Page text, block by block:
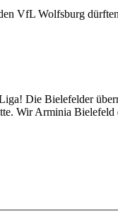
VfL Wolfsburg
Die Bielefelder
Wir Arminia Bielefeld